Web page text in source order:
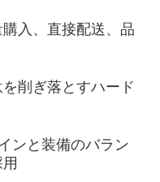
入、直接配送、品
削ぎ落とすハード
ンと装備のバラン